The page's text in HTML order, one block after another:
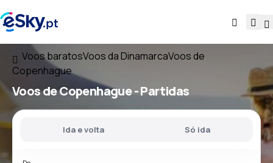
Voos baratosVoos da DinamarcaVoos de
Copenhague
Voosde Copenhague- Partidas
Ida e volta Só ida